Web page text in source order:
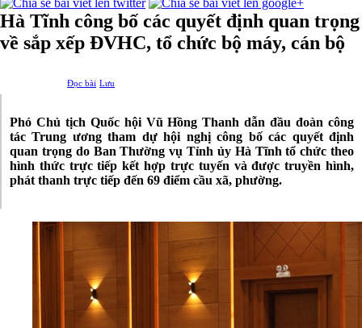
Hà Tĩnh công bố các quyết định quan trọng
về sắp xếp ĐVHC, tổ chức bộ máy, cán bộ
Đọc bài Lưu
Phó Chủ tịch Quốc hội Vũ Hồng Thanh dẫn đầu đoàn công
tác Trung ương tham dự hội nghị công bố các quyết định
quan trọng do Ban Thường vụ Tỉnh ủy Hà Tĩnh tổ chức theo
hình thức trực tiếp kết hợp trực tuyến và được truyền hình,
phát thanh trực tiếp đến 69 điểm cầu xã, phường.